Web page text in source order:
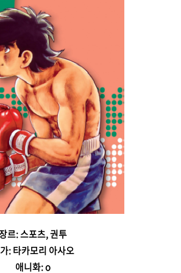
르: 스포츠, 권투
: 타카모리 아사오
애니화: o